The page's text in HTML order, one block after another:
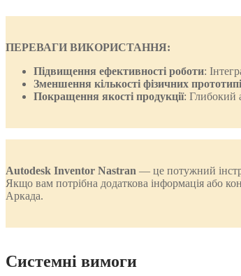
ПЕРЕВАГИ ВИКОРИСТАННЯ:
Підвищення ефективності роботи:
Зменшення кількості фізичних
Покращення якості продукції: Глибокий
Autodesk Inventor Nastran — це потужний
Якщо вам потрібна додаткова інформація або
Аркада.
Системні вимоги